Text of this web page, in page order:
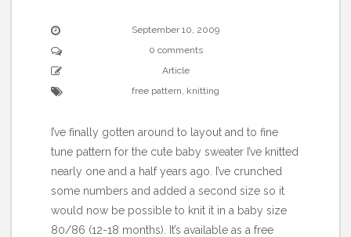
September 10, 2009
0 comments
Article
free pattern, knitting
I’ve finally gotten around to layout and to fine
tune pattern for the cute baby sweater I’ve knitted
nearly one and a half years ago. I’ve crunched
some numbers and added a second size so it
would now be possible to knit it in a baby size
80/86 (12-18 months). It’s available as a free